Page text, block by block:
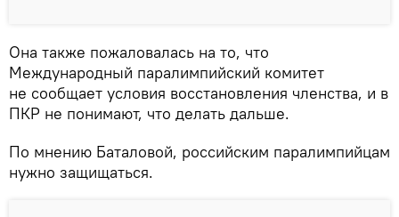
Она также пожаловалась на то, что
Международный паралимпийский комитет
не сообщает условия восстановления членства, и в
ПКР не понимают, что делать дальше.
По мнению Баталовой, российским паралимпийцам
нужно защищаться.